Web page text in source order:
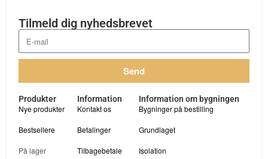
Tilmeld dig nyhedsbrevet
Send
Produkter
Nye produkter
Bestsellere
På lager
Information
Kontakt os
Betalinger
Tilbagebetale
Information om bygningen
Bygninger på bestilling
Grundlaget
Isolation